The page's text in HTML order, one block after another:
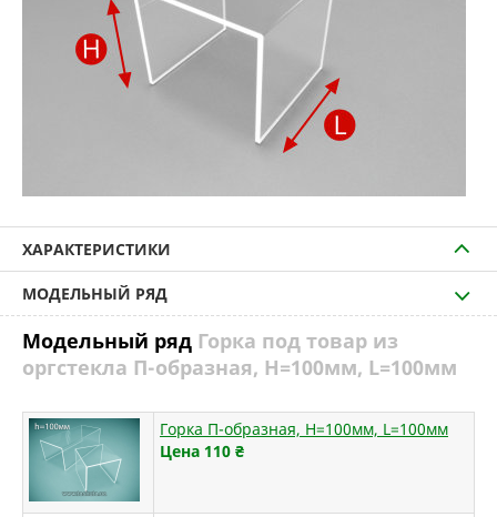
ХАРАКТЕРИСТИКИ
МОДЕЛЬНЫЙ РЯД
Модельный ряд Горка под товар из
оргстекла П-образная, H=100мм, L=100мм
Горка П-образная, H=100мм, L=100мм
Цена 110 ₴